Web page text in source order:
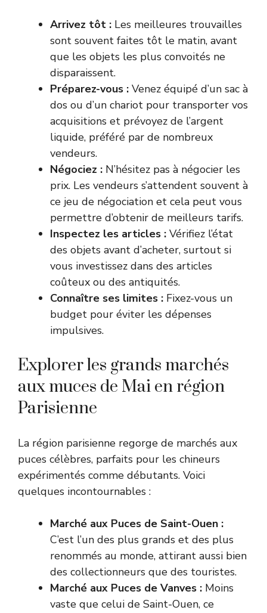
Arrivez tôt : Les meilleures trouvailles
sont souvent faites tôt le matin, avant
que les objets les plus convoités ne
disparaissent.
Préparez-vous : Venez équipé d’un sac à
dos ou d’un chariot pour transporter vos
acquisitions et prévoyez de l’argent
liquide, préféré par de nombreux
vendeurs.
Négociez : N’hésitez pas à négocier les
prix. Les vendeurs s’attendent souvent à
ce jeu de négociation et cela peut vous
permettre d’obtenir de meilleurs tarifs.
Inspectez les articles : Vérifiez l’état
des objets avant d’acheter, surtout si
vous investissez dans des articles
coûteux ou des antiquités.
Connaître ses limites : Fixez-vous un
budget pour éviter les dépenses
impulsives.
Explorer les grands marchés
aux muces de Mai en région
Parisienne
La région parisienne regorge de marchés aux
puces célèbres, parfaits pour les chineurs
expérimentés comme débutants. Voici
quelques incontournables :
Marché aux Puces de Saint-Ouen :
C’est l’un des plus grands et des plus
renommés au monde, attirant aussi bien
des collectionneurs que des touristes.
Marché aux Puces de Vanves : Moins
vaste que celui de Saint-Ouen, ce